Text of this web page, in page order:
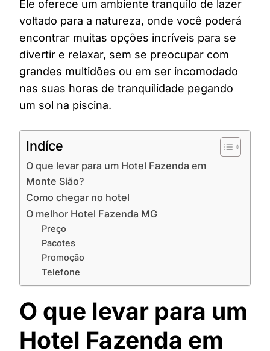
Ele oferece um ambiente tranquilo de lazer
voltado para a natureza, onde você poderá
encontrar muitas opções incríveis para se
divertir e relaxar, sem se preocupar com
grandes multidões ou em ser incomodado
nas suas horas de tranquilidade pegando
um sol na piscina.
Indíce
O que levar para um Hotel Fazenda em
Monte Sião?
Como chegar no hotel
O melhor Hotel Fazenda MG
Preço
Pacotes
Promoção
Telefone
O que levar para um
Hotel Fazenda em